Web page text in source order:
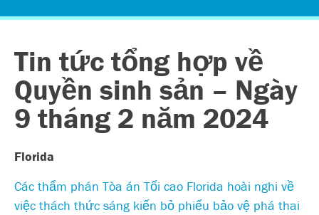
Tin tức tổng hợp về
Quyền sinh sản – Ngày
9 tháng 2 năm 2024
Florida
Các thẩm phán Tòa án Tối cao Florida hoài nghi về
việc thách thức sáng kiến bỏ phiếu bảo vệ phá thai